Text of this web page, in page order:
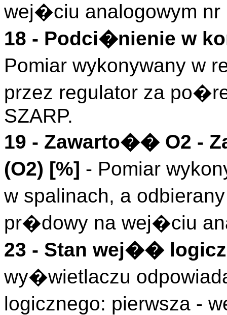
wej�ciu analogowym nr
18 - Podci�nienie w
Pomiar wykonywany w
przez regulator za
SZARP.
19 - Zawarto�� O2 -
(O2) [%] - Pomiar
w spalinach, a
pr�dowy na wej�ciu
23 - Stan wej��
wy�wietlaczu
logicznego: pierwsza -